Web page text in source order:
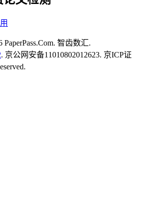
智齿数汇.
. 京公网安备11010802012623. 京ICP证